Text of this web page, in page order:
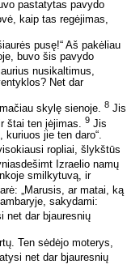
pastatytas pavydo
kaip tas regėjimas,
pusę!“ Aš pakėliau
buvo šis pavydo
nusikaltimus,
Net dar
skylę sienoje. 8 Jis
štai ten įėjimas. 9 Jis
jie ten daro“.
ropliai, šlykštūs
Izraelio namų
smilkytuvą, ir
„Marusis, ar matai, ką
sakydami:
net dar bjauresnių
Ten sėdėjo moterys,
net dar bjauresnių